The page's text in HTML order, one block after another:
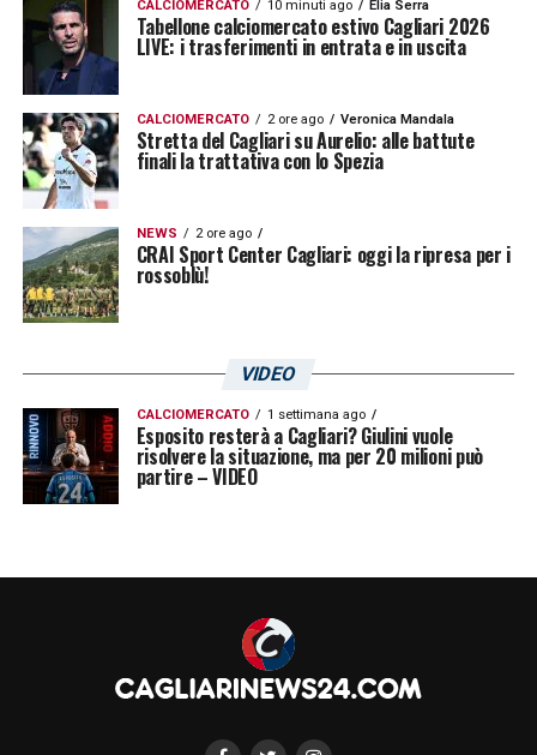
CALCIOMERCATO 10 minuti ago Elia Serra
Tabellone calciomercato estivo Cagliari 2026
LIVE: i trasferimenti in entrata e in uscita
CALCIOMERCATO 2 ore ago Veronica Mandala
Stretta del Cagliari su Aurelio: alle battute
finali la trattativa con lo Spezia
NEWS 2 ore ago
CRAI Sport Center Cagliari: oggi la ripresa per i
rossoblù!
VIDEO
CALCIOMERCATO 1 settimana ago
Esposito resterà a Cagliari? Giulini vuole
risolvere la situazione, ma per 20 milioni può
partire – VIDEO